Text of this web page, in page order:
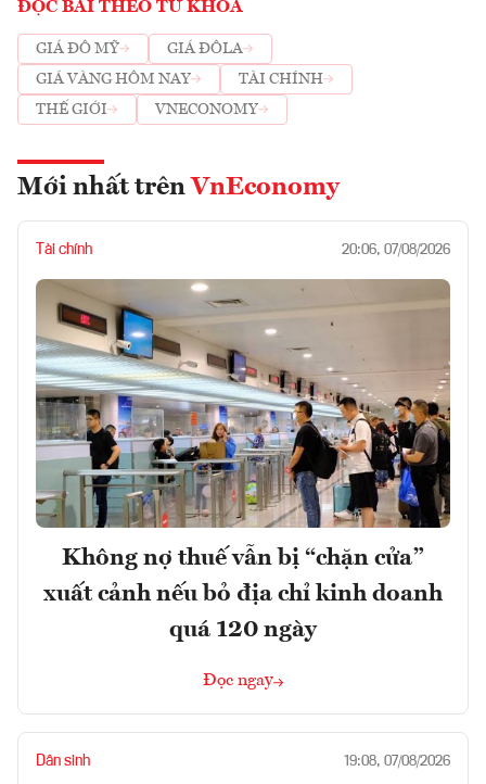
ĐỌC BÀI THEO TỪ KHOÁ
GIÁ ĐÔ MỸ
GIÁ ĐÔLA
GIÁ VÀNG HÔM NAY
TÀI CHÍNH
THẾ GIỚI
VNECONOMY
Mới nhất trên VnEconomy
Tài chính 20:06, 07/08/2026
Không nợ thuế vẫn bị “chặn cửa”
xuất cảnh nếu bỏ địa chỉ kinh doanh
quá 120 ngày
Đọc ngay
Dân sinh 19:08, 07/08/2026